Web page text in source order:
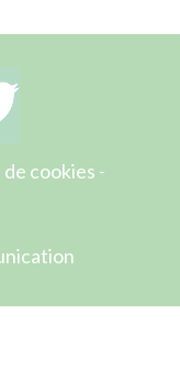
cookies -